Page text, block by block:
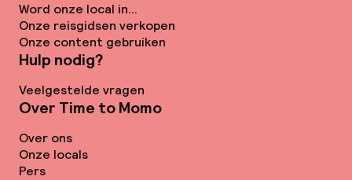
Word onze local in...
Onze reisgidsen verkopen
Onze content gebruiken
Hulp nodig?
Veelgestelde vragen
Over Time to Momo
Over ons
Onze locals
Pers